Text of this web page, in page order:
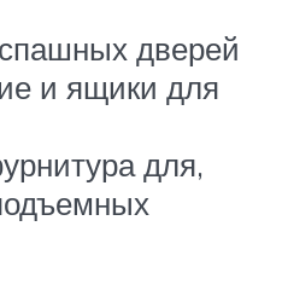
дверей
и ящики для
для,